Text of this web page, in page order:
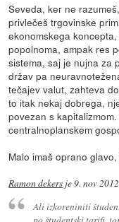
Seveda, ker ne
privlečeš trgovinske
ekonomskega
popolnoma, ampak res
sistema, saj je nujna za
držav pa
tečajev valut, zahteva
to itak nekaj dobrega,
povezan s
centralnoplanskem
Malo imaš oprano
Ramon dekers je9. nov
Ali izkoreniniti